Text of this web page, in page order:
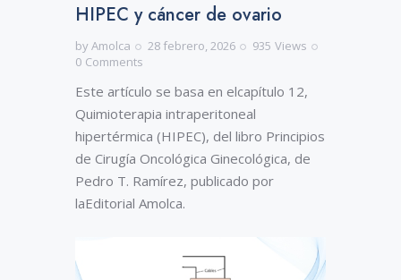
HIPEC y cáncer de ovario
byAmolca 28 febrero, 2026 935 Views
0 Comments
Este artículo se basa en elcapítulo 12,
Quimioterapia intraperitoneal
hipertérmica (HIPEC), del libro Principios
de Cirugía Oncológica Ginecológica, de
Pedro T. Ramírez, publicado por
laEditorial Amolca.